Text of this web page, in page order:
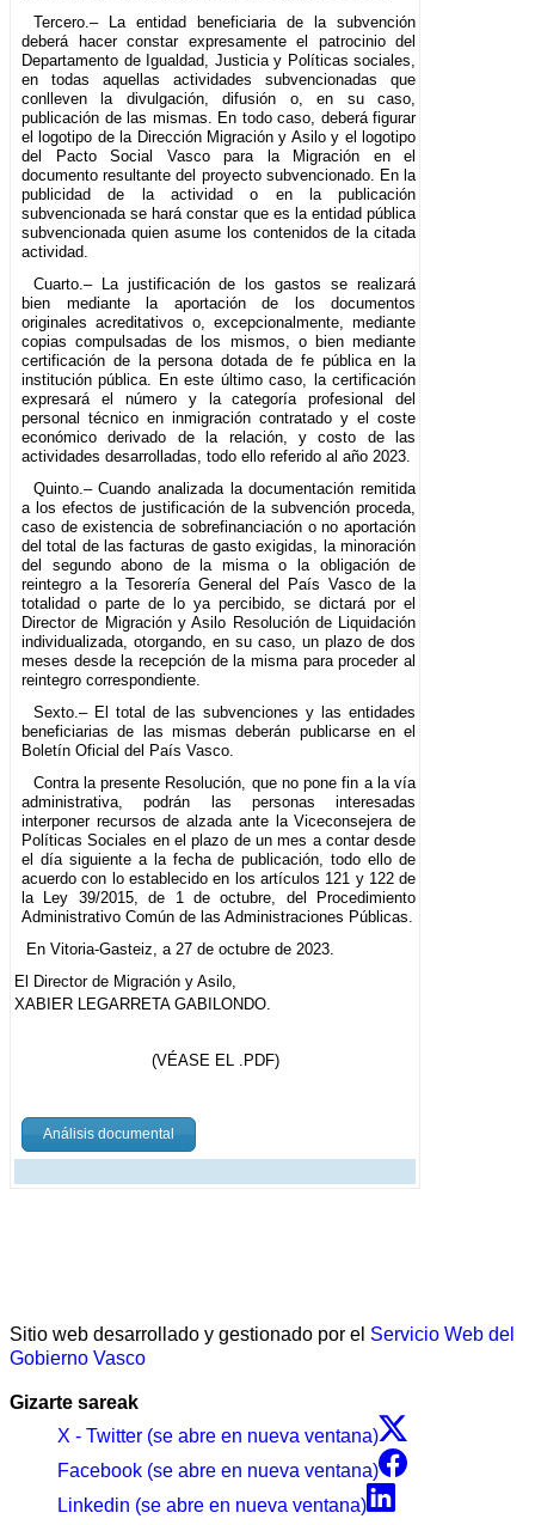
Tercero.– La entidad beneficiaria de la subvención
deberá hacer constar expresamente el patrocinio del
Departamento de Igualdad, Justicia y Políticas sociales,
en todas aquellas actividades subvencionadas que
conlleven la divulgación, difusión o, en su caso,
publicación de las mismas. En todo caso, deberá figurar
el logotipo de la Dirección Migración y Asilo y el logotipo
del Pacto Social Vasco para la Migración en el
documento resultante del proyecto subvencionado. En la
publicidad de la actividad o en la publicación
subvencionada se hará constar que es la entidad pública
subvencionada quien asume los contenidos de la citada
actividad.
Cuarto.– La justificación de los gastos se realizará
bien mediante la aportación de los documentos
originales acreditativos o, excepcionalmente, mediante
copias compulsadas de los mismos, o bien mediante
certificación de la persona dotada de fe pública en la
institución pública. En este último caso, la certificación
expresará el número y la categoría profesional del
personal técnico en inmigración contratado y el coste
económico derivado de la relación, y costo de las
actividades desarrolladas, todo ello referido al año 2023.
Quinto.– Cuando analizada la documentación remitida
a los efectos de justificación de la subvención proceda,
caso de existencia de sobrefinanciación o no aportación
del total de las facturas de gasto exigidas, la minoración
del segundo abono de la misma o la obligación de
reintegro a la Tesorería General del País Vasco de la
totalidad o parte de lo ya percibido, se dictará por el
Director de Migración y Asilo Resolución de Liquidación
individualizada, otorgando, en su caso, un plazo de dos
meses desde la recepción de la misma para proceder al
reintegro correspondiente.
Sexto.– El total de las subvenciones y las entidades
beneficiarias de las mismas deberán publicarse en el
Boletín Oficial del País Vasco.
Contra la presente Resolución, que no pone fin a la vía
administrativa, podrán las personas interesadas
interponer recursos de alzada ante la Viceconsejera de
Políticas Sociales en el plazo de un mes a contar desde
el día siguiente a la fecha de publicación, todo ello de
acuerdo con lo establecido en los artículos 121 y 122 de
la Ley 39/2015, de 1 de octubre, del Procedimiento
Administrativo Común de las Administraciones Públicas.
En Vitoria-Gasteiz, a 27 de octubre de 2023.
El Director de Migración y Asilo,
XABIER LEGARRETA GABILONDO.
(VÉASE EL .PDF)
Análisis documental
Sitio web desarrollado y gestionado por el Servicio Web del
Gobierno Vasco
Gizarte sareak
X - Twitter (se abre en nueva ventana)
Facebook (se abre en nueva ventana)
Linkedin (se abre en nueva ventana)